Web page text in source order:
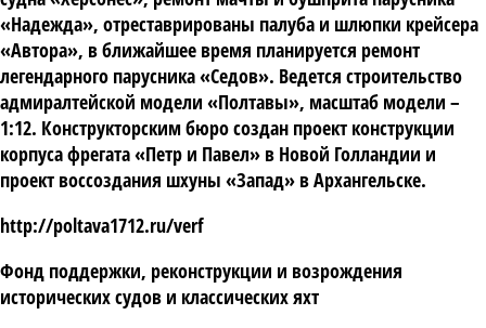
«Надежда», отреставрированы палуба и шлюпки крейсера
«Автора», в ближайшее время планируется ремонт
легендарного парусника «Седов». Ведется строительство
адмиралтейской модели «Полтавы», масштаб модели –
1:12. Конструкторским бюро создан проект конструкции
корпуса фрегата «Петр и Павел» в Новой Голландии и
проект воссоздания шхуны «Запад» в Архангельске.
http://poltava1712.ru/verf
Фонд поддержки, реконструкции и возрождения
исторических судов и классических яхт